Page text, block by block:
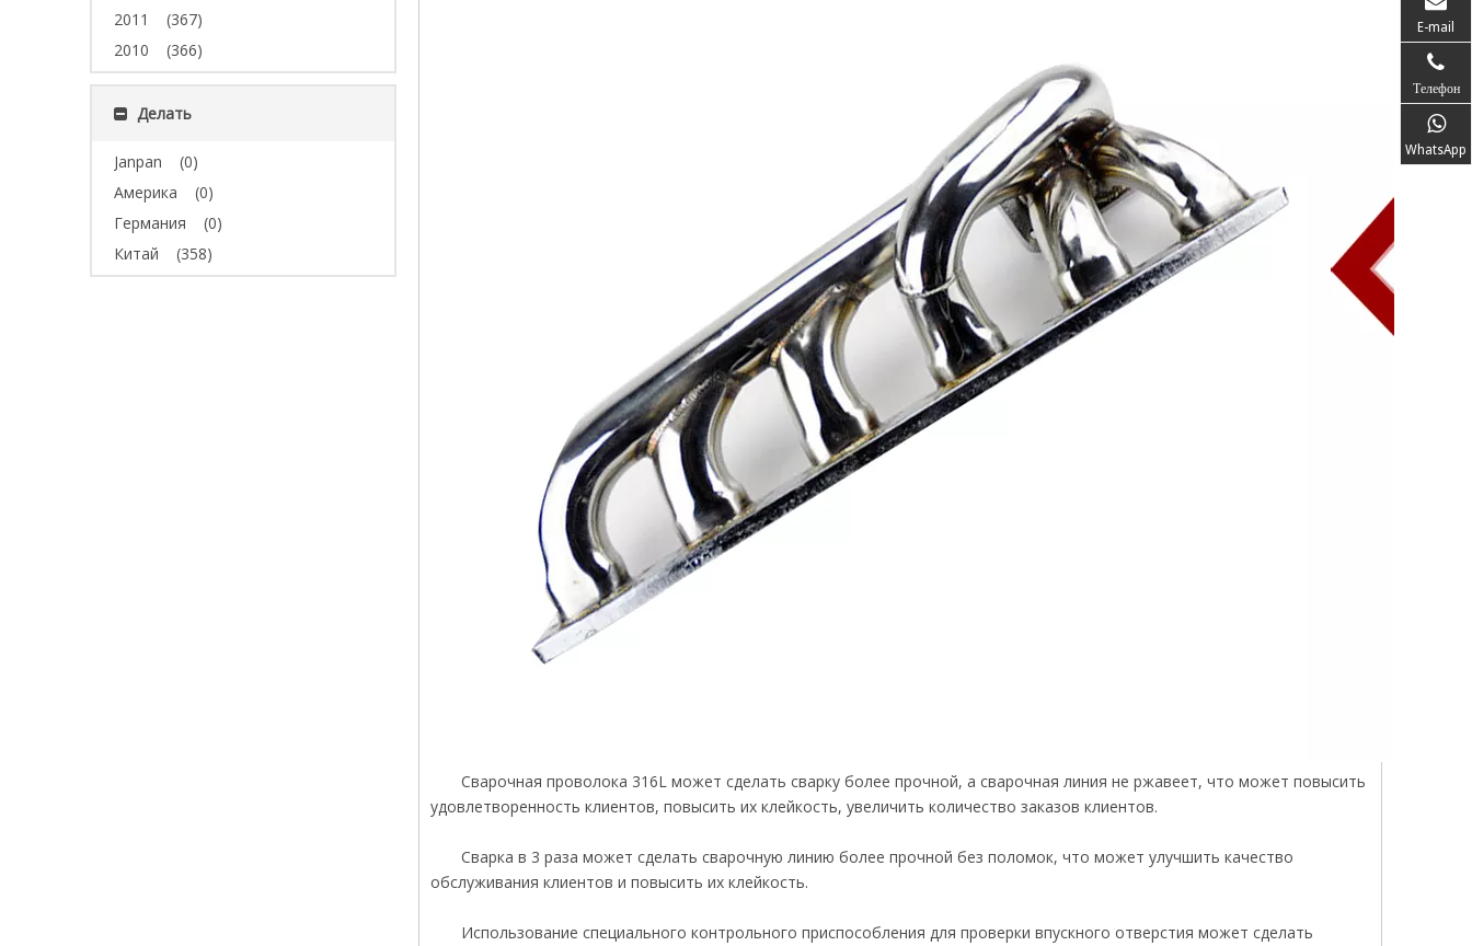
2011
(367)
2010
(366)
Делать
Janpan
(0)
Америка
(0)
Германия
(0)
Китай
(358)
Сварочная проволока 316L может сделать сварку более прочной, а сварочная линия не ржавеет, что может повысить
удовлетворенность клиентов, повысить их клейкость, увеличить количество заказов клиентов.
Сварка в 3 раза может сделать сварочную линию более прочной без поломок, что может улучшить качество
обслуживания клиентов и повысить их клейкость.
Использование специального контрольного приспособления для проверки впускного отверстия может сделать
E-mail
Телефон
WhatsApp